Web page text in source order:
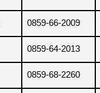
0859-66-2009
0859-64-2013
0859-68-2260